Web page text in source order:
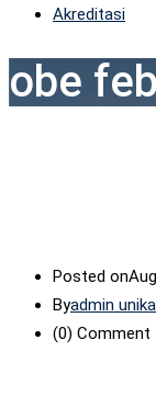
Akreditasi
obe
Posted on
Byadmin
(0) Comment